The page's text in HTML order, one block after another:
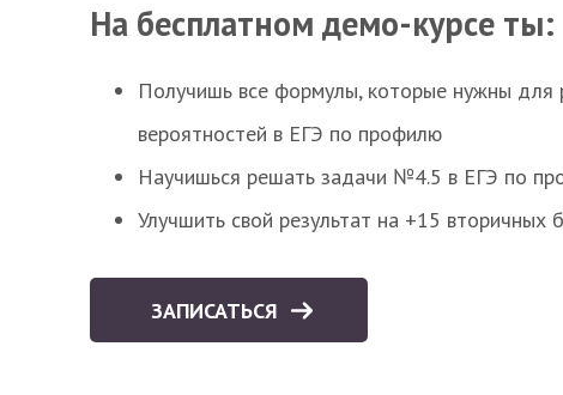
На бесплатном демо-курсе ты:
Получишь все формулы, которые нужны
вероятностей в ЕГЭ по профилю
Научишься решать задачи №4.5 в ЕГЭ по
Улучшить свой результат на +15 вторичных
ЗАПИСАТЬСЯ